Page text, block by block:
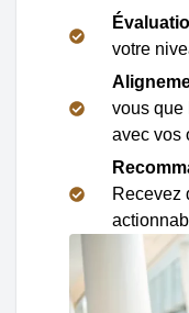
votre
vous que
avec vos
Recevez